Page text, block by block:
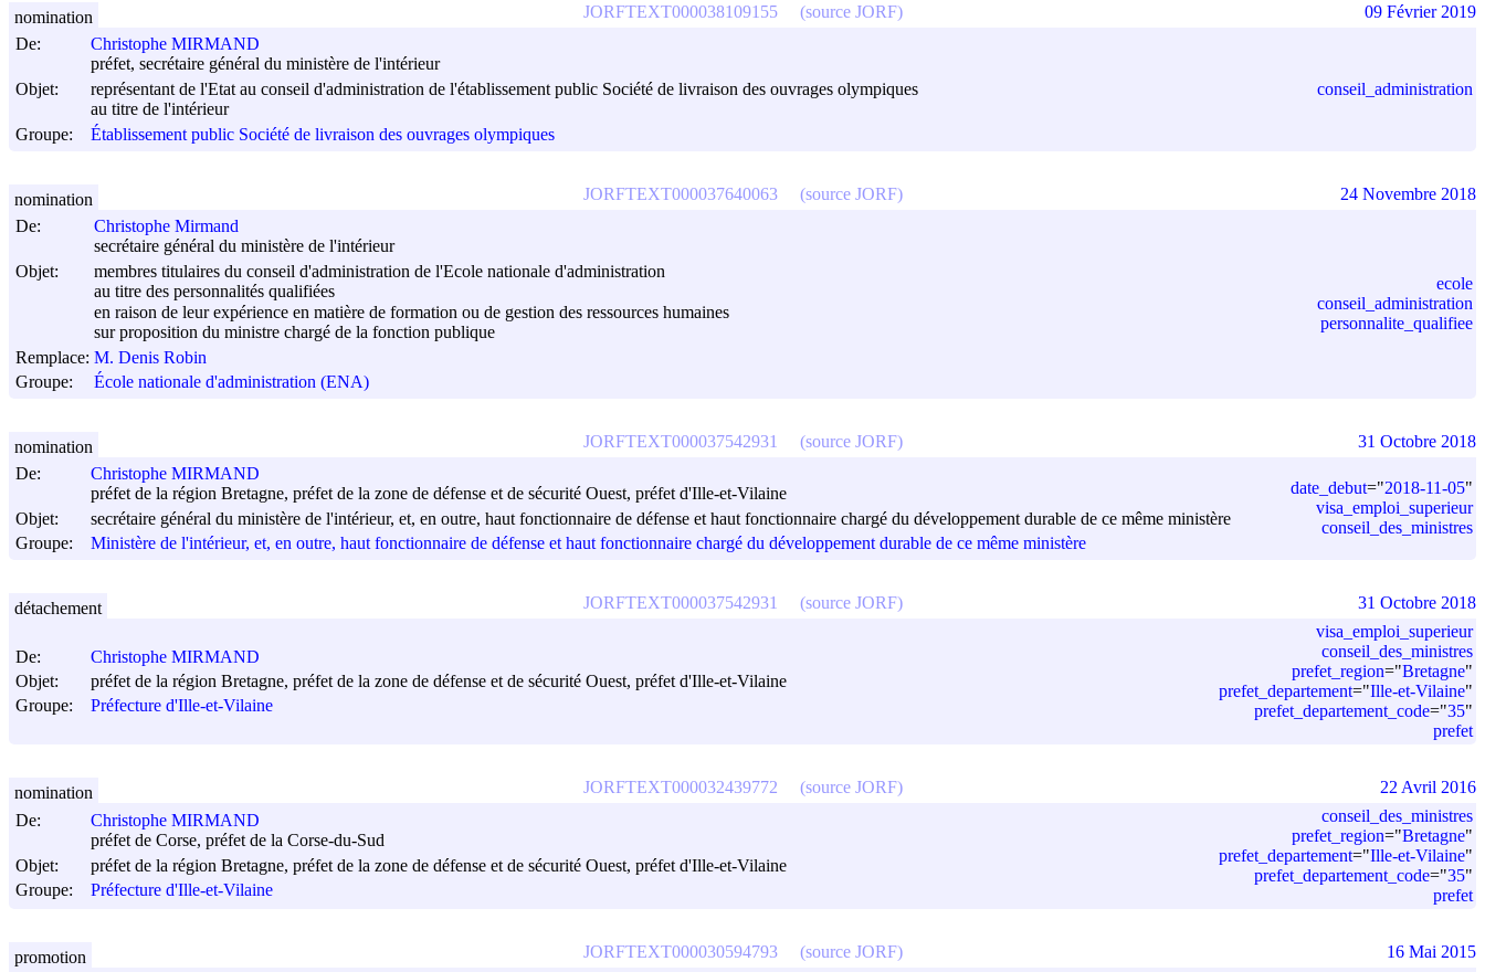
De:
Christophe MIRMAND
préfet, secrétaire général du ministère de l'intérieur
Objet:
représentant de l'Etat au conseil d'administration de l'établissement public Société de livraison des ouvrages olympiques
au titre de l'intérieur
Groupe:
Établissement public Société de livraison des ouvrages olympiques
conseil_administration
JORFTEXT000038109155 (source JORF)
nomination 09 Février 2019
De:
Christophe Mirmand
secrétaire général du ministère de l'intérieur
Objet:
membres titulaires du conseil d'administration de l'Ecole nationale d'administration
au titre des personnalités qualifiées
en raison de leur expérience en matière de formation ou de gestion des ressources humaines
sur proposition du ministre chargé de la fonction publique
Remplace: M. Denis Robin
Groupe:
École nationale d'administration (ENA)
ecole
conseil_administration
personnalite_qualifiee
JORFTEXT000037640063 (source JORF)
nomination 24 Novembre 2018
De:
Christophe MIRMAND
préfet de la région Bretagne, préfet de la zone de défense et de sécurité Ouest, préfet d'Ille-et-Vilaine
Objet:
secrétaire général du ministère de l'intérieur, et, en outre, haut fonctionnaire de défense et haut fonctionnaire chargé du développement durable de ce même ministère
Groupe:
Ministère de l'intérieur, et, en outre, haut fonctionnaire de défense et haut fonctionnaire chargé du développement durable de ce même ministère
date_debut="2018-11-05"
visa_emploi_superieur
conseil_des_ministres
JORFTEXT000037542931 (source JORF)
nomination 31 Octobre 2018
De:
Christophe MIRMAND
Objet:
préfet de la région Bretagne, préfet de la zone de défense et de sécurité Ouest, préfet d'Ille-et-Vilaine
Groupe:
Préfecture d'Ille-et-Vilaine
visa_emploi_superieur
conseil_des_ministres
prefet_region="Bretagne"
prefet_departement="Ille-et-Vilaine"
prefet_departement_code="35"
prefet
JORFTEXT000037542931 (source JORF)
détachement 31 Octobre 2018
De:
Christophe MIRMAND
préfet de Corse, préfet de la Corse-du-Sud
Objet:
préfet de la région Bretagne, préfet de la zone de défense et de sécurité Ouest, préfet d'Ille-et-Vilaine
Groupe:
Préfecture d'Ille-et-Vilaine
conseil_des_ministres
prefet_region="Bretagne"
prefet_departement="Ille-et-Vilaine"
prefet_departement_code="35"
prefet
JORFTEXT000032439772 (source JORF)
nomination 22 Avril 2016
JORFTEXT000030594793 (source JORF)
promotion 16 Mai 2015